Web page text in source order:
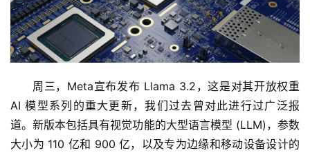
周三，Meta宣布发布 Llama 3.2，这是对其开放权重
AI 模型系列的重大更新，我们过去曾对此进行过广泛报
道。新版本包括具有视觉功能的大型语言模型 (LLM)，参数
大小为 110 亿和 900 亿，以及专为边缘和移动设备设计的